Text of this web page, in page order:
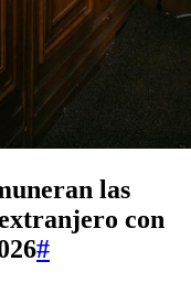
las
con
#